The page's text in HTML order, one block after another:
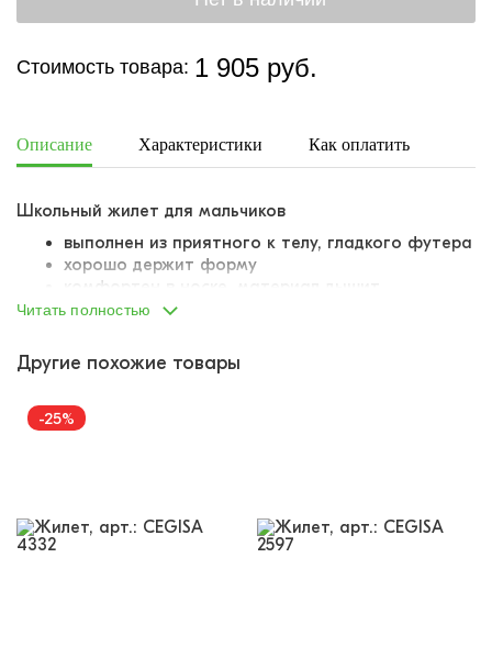
Стоимость товара: 1 905 руб.
Описание Характеристики Как оплатить
Школьный жилет для мальчиков
выполнен из приятного к телу, гладкого футера
хорошо держит форму
комфортен в носке, материал дышит
горловина, проймы и нижний край оформлены
легко возвращает первоначальную форму
Читать полностью
Другие похожие товары
-25%